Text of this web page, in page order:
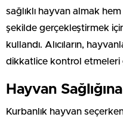
sağlıklı hayvan almak
şekilde gerçekleştirmek
kullandı. Alıcıların,
dikkatlice kontrol etmeleri
Hayvan
Kurbanlık hayvan